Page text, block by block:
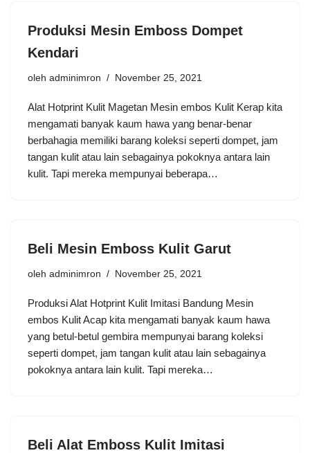
Produksi Mesin Emboss Dompet
Kendari
oleh adminimron November 25, 2021
Alat Hotprint Kulit Magetan Mesin embos Kulit Kerap kita
mengamati banyak kaum hawa yang benar-benar
berbahagia memiliki barang koleksi seperti dompet, jam
tangan kulit atau lain sebagainya pokoknya antara lain
kulit. Tapi mereka mempunyai beberapa…
Beli Mesin Emboss Kulit Garut
oleh adminimron November 25, 2021
Produksi Alat Hotprint Kulit Imitasi Bandung Mesin
embos Kulit Acap kita mengamati banyak kaum hawa
yang betul-betul gembira mempunyai barang koleksi
seperti dompet, jam tangan kulit atau lain sebagainya
pokoknya antara lain kulit. Tapi mereka…
Beli Alat Emboss Kulit Imitasi